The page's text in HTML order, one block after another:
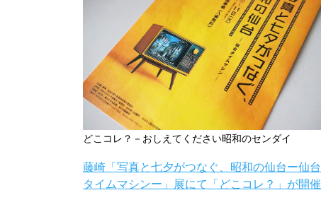
どこコレ？－おしえてください昭和のセンダイ
藤崎「写真と七夕がつなぐ、昭和の仙台ー仙台
タイムマシンー」展にて「どこコレ？」が開催